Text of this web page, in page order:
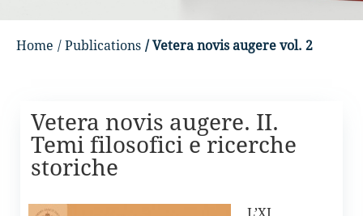
Home / Publications / Vetera novis augere vol. 2
Vetera novis augere. II.
Temi filosofici e ricerche
storiche